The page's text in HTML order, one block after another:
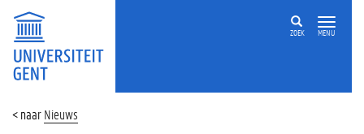
ZOEK MENU
Nieuws